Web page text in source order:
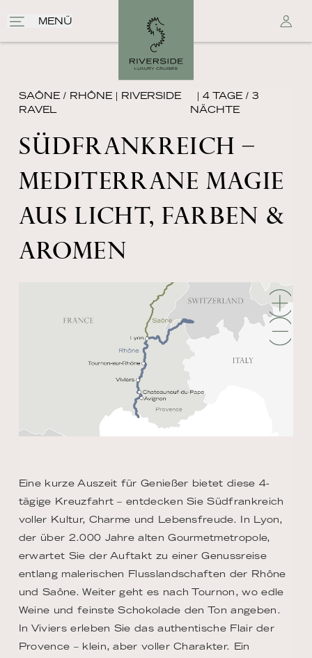
MENÜ
SAÔNE / RHÔNE | RIVERSIDE
RAVEL
| 4 TAGE / 3
NÄCHTE
SÜDFRANKREICH –
MEDITERRANE MAGIE
AUS LICHT, FARBEN &
AROMEN
Eine kurze Auszeit für Genießer bietet diese 4-
tägige Kreuzfahrt – entdecken Sie Südfrankreich
voller Kultur, Charme und Lebensfreude. In Lyon,
der über 2.000 Jahre alten Gourmetmetropole,
erwartet Sie der Auftakt zu einer Genussreise
entlang malerischen Flusslandschaften der Rhône
und Saône. Weiter geht es nach Tournon, wo edle
Weine und feinste Schokolade den Ton angeben.
In Viviers erleben Sie das authentische Flair der
Provence – klein, aber voller Charakter. Ein